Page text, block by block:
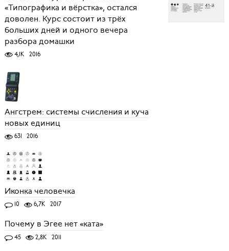
«Типографика и вёрстка», остался
доволен. Курс состоит из трёх
больших дней и одного вечера
разбора домашки
4,1K 2016
Ангстрем: системы счисления и куча
новых единиц
631 2016
Иконка человечка
10 6,7K 2017
Почему в Эгее нет «ката»
45 2,8K 2011